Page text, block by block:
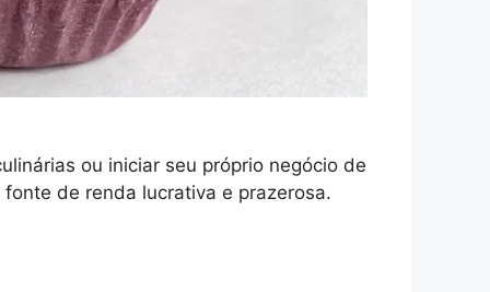
ou iniciar seu próprio negócio de
de renda lucrativa e prazerosa.